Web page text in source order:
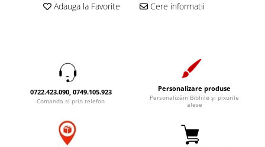
Consiliere
Instrumente teologice
Alte studii
Accesorii birou
Rame foto
Tablouri din lemn
Pungi cadou cu versete
Carti postale
Transilvania
Carti postale
Adauga la Favorite Cere informatii
0722.423.090, 0749.105.923
Comanda si prin telefon
Personalizare produse
Personalizăm Bibliile și pixurile
alese